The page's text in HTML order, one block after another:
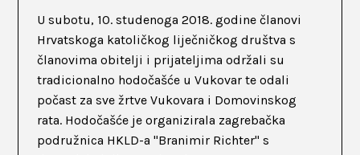
U subotu, 10. studenoga 2018. godine članovi
Hrvatskoga katoličkog liječničkog društva s
članovima obitelji i prijateljima održali su
tradicionalno hodočašće u Vukovar te odali
počast za sve žrtve Vukovara i Domovinskog
rata. Hodočašće je organizirala zagrebačka
podružnica HKLD-a "Branimir Richter" s